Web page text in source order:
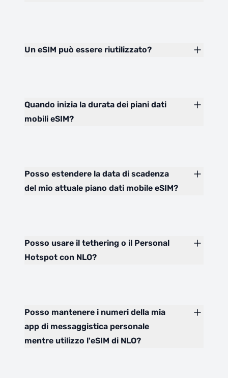
Un eSIM può essere riutilizzato?
Quando inizia la durata dei piani dati
mobili eSIM?
Posso estendere la data di scadenza
del mio attuale piano dati mobile eSIM?
Posso usare il tethering o il Personal
Hotspot con NLO?
Posso mantenere i numeri della mia
app di messaggistica personale
mentre utilizzo l'eSIM di NLO?